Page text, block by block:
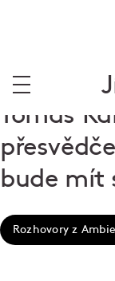
Tomáš
bude mít
Rozhovory z